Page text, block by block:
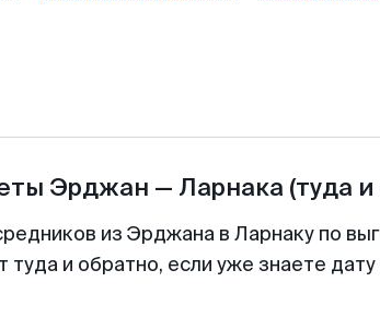
Эрджан — Ларнака (туда
из Эрджана в Ларнаку по
и обратно, если уже знаете